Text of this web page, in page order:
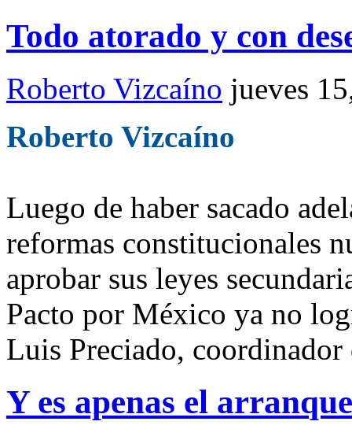
Todo atorado y con
Roberto Vizcaíno jueves
Roberto Vizcaíno
Luego de haber sacado
reformas constitucionales
aprobar sus leyes
Pacto por México ya no
Luis Preciado, coordinador
Y es apenas el